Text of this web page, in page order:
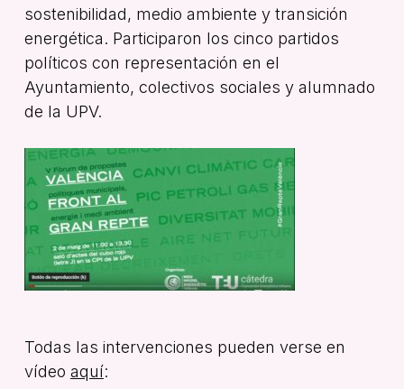
sostenibilidad, medio ambiente y transición
energética. Participaron los cinco partidos
políticos con representación en el
Ayuntamiento, colectivos sociales y alumnado
de la UPV.
Todas las intervenciones pueden verse en
vídeo aquí: